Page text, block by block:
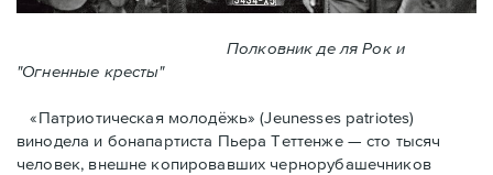
Полковник де ля Рок и
"Огненные кресты"
«Патриотическая молодёжь» (Jeunesses patriotes)
винодела и бонапартиста Пьера Тeттенже — cто тысяч
человек, внешне копировавших чернорубашечников